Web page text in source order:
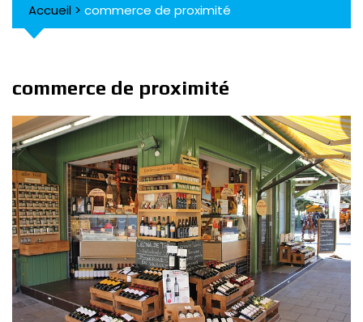
Accueil > commerce de proximité
commerce de proximité